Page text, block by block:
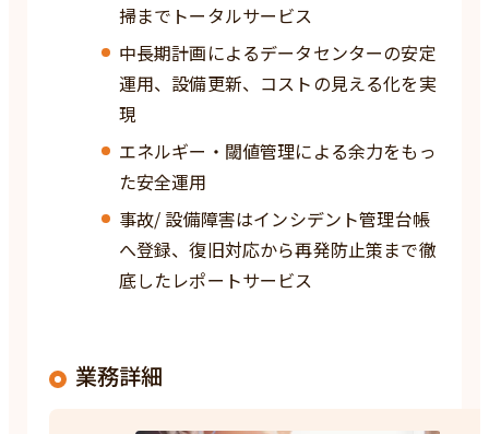
掃までトータルサービス
中長期計画によるデータセンターの安定
運用、設備更新、コストの見える化を実
現
エネルギー・閾値管理による余力をもっ
た安全運用
事故/ 設備障害はインシデント管理台帳
へ登録、復旧対応から再発防止策まで徹
底したレポートサービス
業務詳細